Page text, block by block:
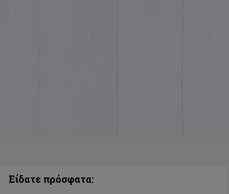
Είδατε πρόσφατα: